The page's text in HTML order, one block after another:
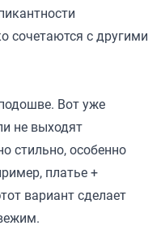
сочетаются с другими
Вот уже
не выходят
стильно, особенно
платье +
вариант сделает